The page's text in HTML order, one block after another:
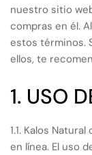
nuestro sitio
compras en él.
estos términos.
ellos, te
1. USO
1.1. Kalos
en línea. El uso